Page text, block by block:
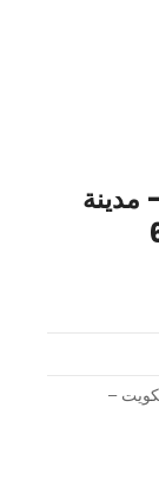
مدينة
–